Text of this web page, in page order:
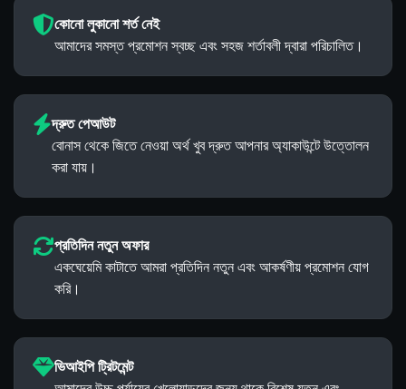
কোনো লুকানো শর্ত নেই
আমাদের সমস্ত প্রমোশন স্বচ্ছ এবং সহজ শর্তাবলী দ্বারা পরিচালিত।
দ্রুত পেআউট
বোনাস থেকে জিতে নেওয়া অর্থ খুব দ্রুত আপনার অ্যাকাউন্টে উত্তোলন
করা যায়।
প্রতিদিন নতুন অফার
একঘেয়েমি কাটাতে আমরা প্রতিদিন নতুন এবং আকর্ষণীয় প্রমোশন যোগ
করি।
ভিআইপি ট্রিটমেন্ট